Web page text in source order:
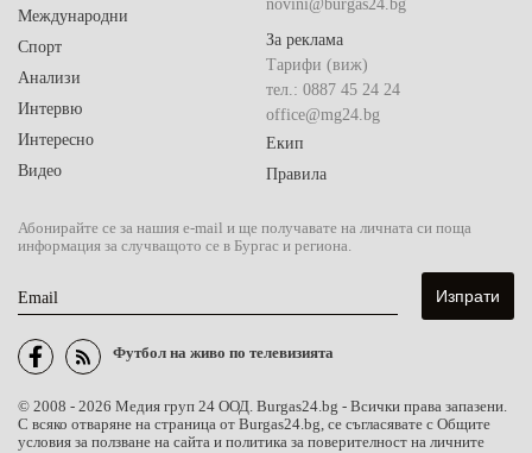
Международни
Спорт
Анализи
Интервю
Интересно
Видео
novini@burgas24.bg
За реклама
Тарифи (виж)
тел.: 0887 45 24 24
office@mg24.bg
Екип
Правила
Абонирайте се за нашия e-mail и ще получавате на личната си поща
информация за случващото се в Бургас и региона.
Email
Футбол на живо по телевизията
© 2008 - 2026 Медия груп 24 ООД. Burgas24.bg - Всички права запазени.
С всяко отваряне на страница от Burgas24.bg, се съгласявате с Общите
условия за ползване на сайта и политика за поверителност на личните